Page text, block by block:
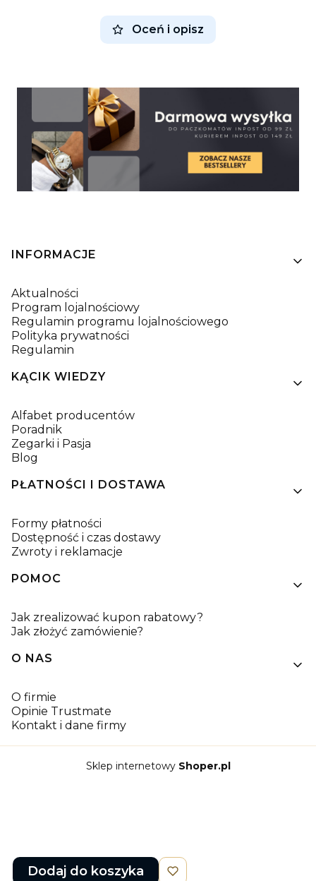
Oceń i opisz
Linki w stopce
INFORMACJE
Aktualności
Program lojalnościowy
Regulamin programu lojalnościowego
Polityka prywatności
Regulamin
KĄCIK WIEDZY
Alfabet producentów
Poradnik
Zegarki i Pasja
Blog
PŁATNOŚCI I DOSTAWA
Formy płatności
Dostępność i czas dostawy
Zwroty i reklamacje
POMOC
Jak zrealizować kupon rabatowy?
Jak złożyć zamówienie?
O NAS
O firmie
Opinie Trustmate
Kontakt i dane firmy
Sklep internetowy Shoper.pl
Dodaj do koszyka